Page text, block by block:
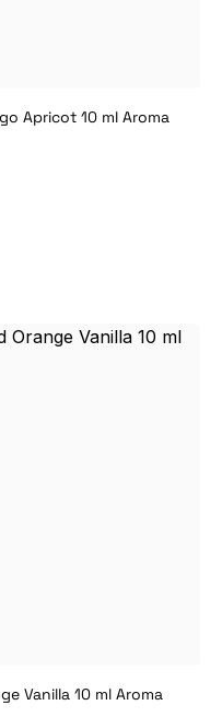
Apricot 10 ml Aroma
Vanilla 10 ml Aroma